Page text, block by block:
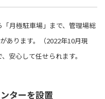
月極駐車場」まで、管理場総
あります。（2022年10月現
安心して任せられます。
ターを設置